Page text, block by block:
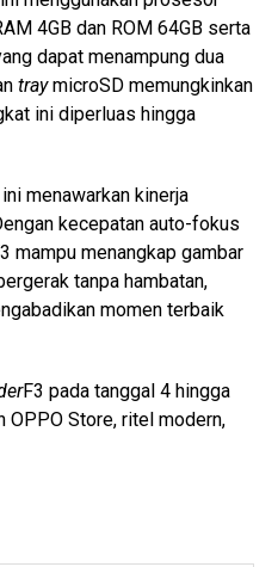
4GB dan ROM 64GB serta
dapat menampung dua
traymicroSD memungkinkan
ini diperluas hingga
menawarkan kinerja
kecepatan auto-fokus
mampu menangkap gambar
tanpa hambatan,
momen terbaik
F3 pada tanggal 4 hingga
OPPO Store, ritel modern,